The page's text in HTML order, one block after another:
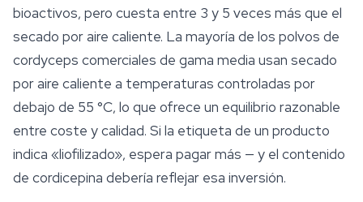
bioactivos, pero cuesta entre 3 y 5 veces más que el
secado por aire caliente. La mayoría de los polvos de
cordyceps comerciales de gama media usan secado
por aire caliente a temperaturas controladas por
debajo de 55 °C, lo que ofrece un equilibrio razonable
entre coste y calidad. Si la etiqueta de un producto
indica «liofilizado», espera pagar más — y el contenido
de cordicepina debería reflejar esa inversión.